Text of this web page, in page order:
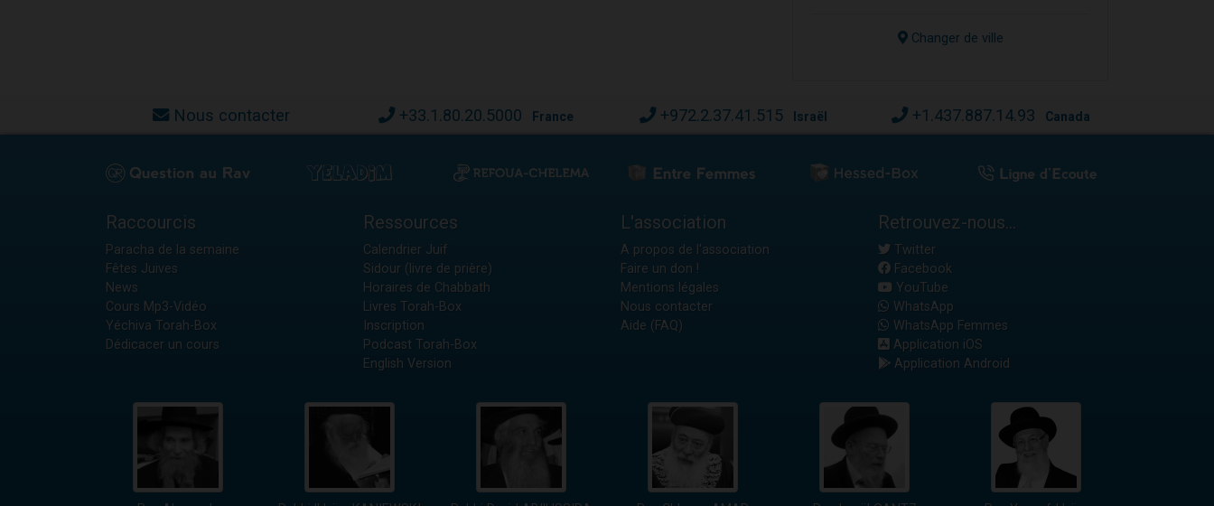
Changer de ville
Nous contacter +33.1.80.20.5000 France +972.2.37.41.515 Israël +1.437.887.14.93 Canada
Raccourcis
Paracha de la semaine
Fêtes Juives
News
Cours Mp3-Vidéo
Yéchiva Torah-Box
Dédicacer un cours
Ressources
Calendrier Juif
Sidour (livre de prière)
Horaires de Chabbath
Livres Torah-Box
Inscription
Podcast Torah-Box
English Version
L'association
A propos de l'association
Faire un don !
Mentions légales
Nous contacter
Aide (FAQ)
Retrouvez-nous...
Twitter
Facebook
YouTube
WhatsApp
WhatsApp Femmes
Application iOS
Application Android